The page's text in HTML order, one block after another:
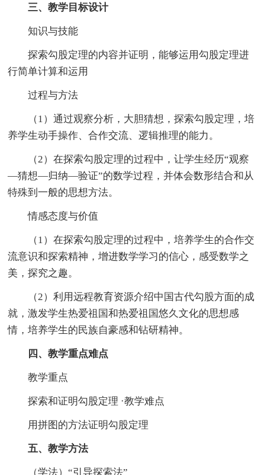
三、教学目标设计
知识与技能
探索勾股定理的内容并证明，能够运用勾股定理进
行简单计算和运用
过程与方法
（1）通过观察分析，大胆猜想，探索勾股定理，培
养学生动手操作、合作交流、逻辑推理的能力。
（2）在探索勾股定理的过程中，让学生经历“观察
—猜想—归纳—验证”的数学过程，并体会数形结合和从
特殊到一般的思想方法。
情感态度与价值
（1）在探索勾股定理的过程中，培养学生的合作交
流意识和探索精神，增进数学学习的信心，感受数学之
美，探究之趣。
（2）利用远程教育资源介绍中国古代勾股方面的成
就，激发学生热爱祖国和热爱祖国悠久文化的思想感
情，培养学生的民族自豪感和钻研精神。
四、教学重点难点
教学重点
探索和证明勾股定理 ·教学难点
用拼图的方法证明勾股定理
五、教学方法
（学法）“引导探索法”